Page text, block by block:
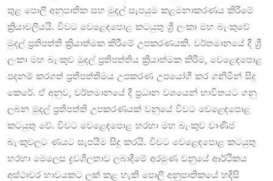
තුළ පොලී අනුපාතික සහ මුදල් සැපයුම කළමනාකරණය කිරීමේ
ක්‍රියාවලියයි. විවට වෙළෙඳපොළ කටයුතු ශ්‍රී ලංකා මහ බැංකුවේ
මුදල් ප්‍රතිපත්ති ක්‍රියාත්මක කිරීමේ උපකරණයකි. වර්තමානයේ දී ශ්‍රී
ලංකා මහ බැංකුව මුදල් ප්‍රතිපත්තිය ක්‍රියාත්මක කිරීම, වෙළෙඳපොළ
පදනම් කරගත් ප්‍රතිපත්තිමය උපකරණ උපයෝගී කර ගනිමින් සිදු
කෙරේ. ඒ අනුව, වර්තමානයේ දී ප්‍රධාන වශයෙන් භාවිතයට ගනු
ලබන මුදල් ප්‍රතිපත්ති උපකරණයක් වනුයේ විවට වෙළෙඳපොළ
කටයුතු වේ. විවට වෙළෙඳපොළ හරහා මහ බැංකුව වාණිජ
බැංකුවලට ණයට සැපයීම සිදු කරයි. විවට වෙළෙඳපොළ කටයුතු
හරහා මෙලෙස ද්‍රවශීලතාව ලබාදීමේ අරමුණ වනුයේ ආර්ථිකය
අස්ථාවර භාවයකට ලක් කළ හැකි පොලී අනුපාතිකයේ හදිසි